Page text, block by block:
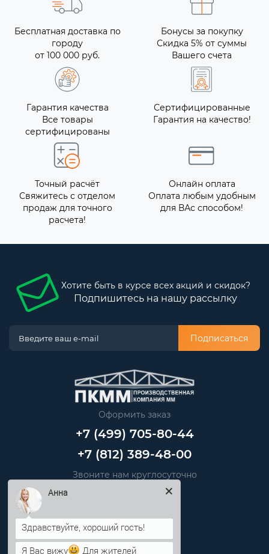
Бесплатная доставка по
городу
от 100 000 руб.
Бонусы за покупку
Скидка 5% от суммы
Вашего счета
Гарантия качества
Все товары
сертифицированы
Сертифицированные
Гарантия на качество!
Точный расчёт
Свяжитесь с отделом
продаж для точного
расчета!
Онлайн оплата
Оплата любым удобным
для ВАс способом!
Хотите быть в курсе всех акций и скидок?
Подпишитесь на нашу рассылку
Подписаться
Оформить заказ
+7 (499) 705-80-44
+7 (812) 389-48-00
Звоните нам круглосуточно
info@pkmm.ru
Информация
Здравствуйте, хороший гость!